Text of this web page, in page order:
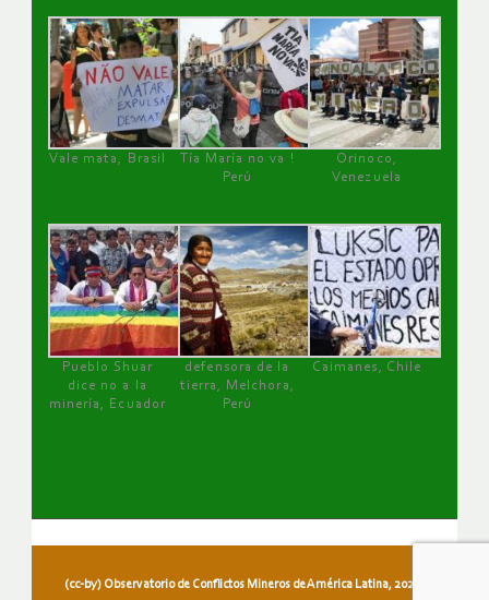
Vale mata, Brasil
Tía María no va !
Perú
Orinoco,
Venezuela
Pueblo Shuar
dice no a la
minería, Ecuador
defensora de la
tierra, Melchora,
Perú
Caimanes, Chile
(cc-by) Observatorio de Conflictos Mineros de América Latina, 2026